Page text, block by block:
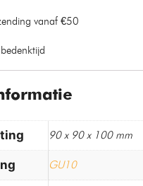
vanaf €50
90 x 90 x 100 mm
GU10